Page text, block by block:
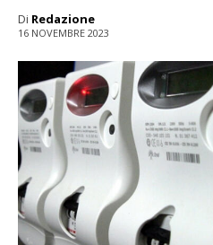
Di Redazione
16 NOVEMBRE 2023